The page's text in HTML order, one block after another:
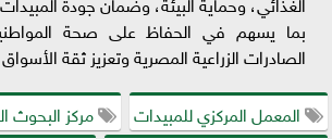
بما يسهم في الحفاظ على صحة
الصادرات الزراعية المصرية وتعزيز ثقة الأسواق
المعمل المركزي للمبيدات
مركز البحوث